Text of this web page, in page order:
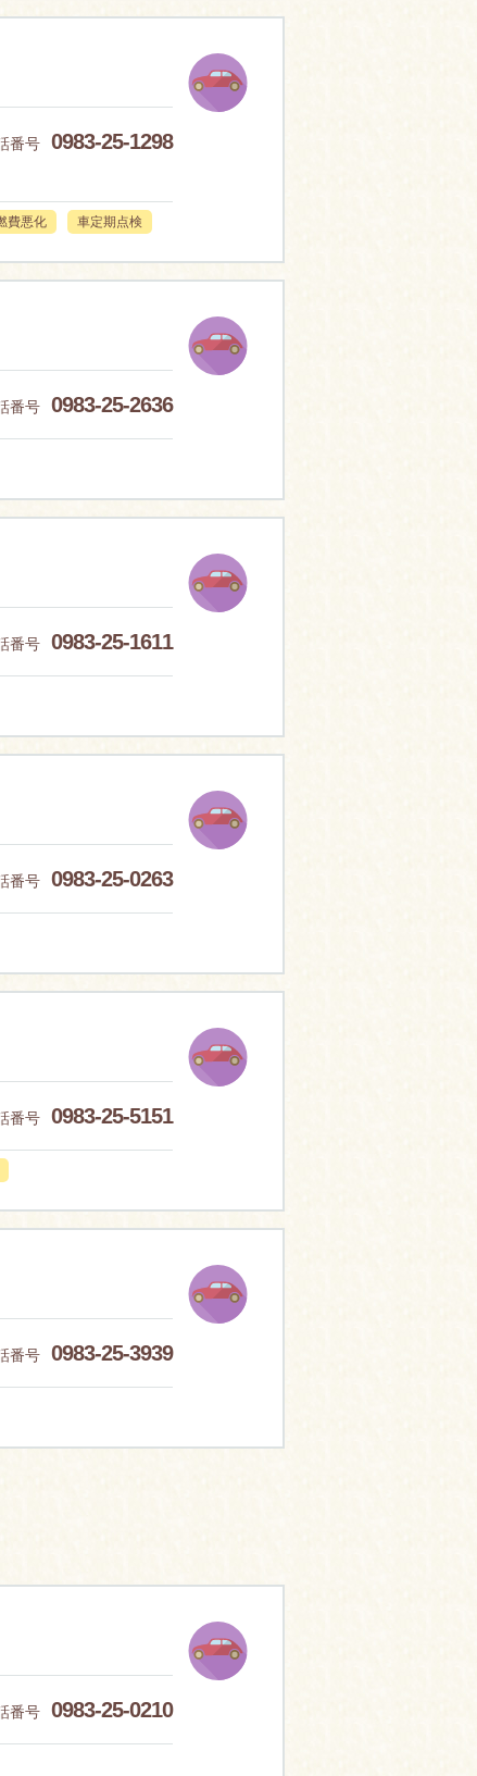
番号 0983-25-1298
費悪化 車定期点検
番号 0983-25-2636
番号 0983-25-1611
番号 0983-25-0263
番号 0983-25-5151
番号 0983-25-3939
番号 0983-25-0210